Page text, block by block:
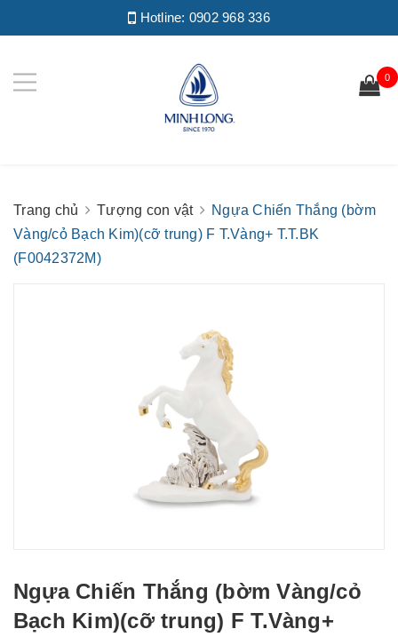
Hotline: 0902 968 336
0
Trang chủ Tượng con vật
Ngựa Chiến Thắng (bờm
Vàng/cỏ Bạch Kim)(cỡ trung) F T.Vàng+ T.T.BK
(F0042372M)
Ngựa Chiến Thắng (bờm Vàng/cỏ
Bạch Kim)(cỡ trung) F T.Vàng+